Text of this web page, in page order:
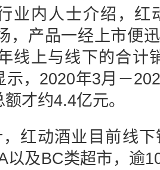
业内人士介绍，红
，产品一经上市便
线上与线下的合计
示，2020年3月－
才约4.4亿元。
红动酒业目前线
以及BC类超市，逾